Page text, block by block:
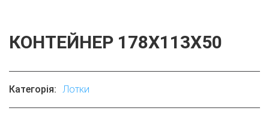
КОНТЕЙНЕР 178X113X50
Категорія: Лотки